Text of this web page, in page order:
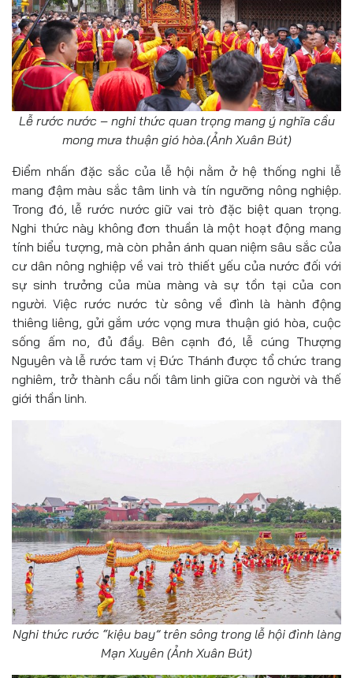
Lễ rước nước – nghi thức quan trọng mang ý nghĩa cầu
mong mưa thuận gió hòa.(Ảnh Xuân Bút)
Điểm nhấn đặc sắc của lễ hội nằm ở hệ thống nghi lễ
mang đậm màu sắc tâm linh và tín ngưỡng nông nghiệp.
Trong đó, lễ rước nước giữ vai trò đặc biệt quan trọng.
Nghi thức này không đơn thuần là một hoạt động mang
tính biểu tượng, mà còn phản ánh quan niệm sâu sắc của
cư dân nông nghiệp về vai trò thiết yếu của nước đối với
sự sinh trưởng của mùa màng và sự tồn tại của con
người. Việc rước nước từ sông về đình là hành động
thiêng liêng, gửi gắm ước vọng mưa thuận gió hòa, cuộc
sống ấm no, đủ đầy. Bên cạnh đó, lễ cúng Thượng
Nguyên và lễ rước tam vị Đức Thánh được tổ chức trang
nghiêm, trở thành cầu nối tâm linh giữa con người và thế
giới thần linh.
Nghi thức rước “kiệu bay” trên sông trong lễ hội đình làng
Mạn Xuyên (Ảnh Xuân Bút)